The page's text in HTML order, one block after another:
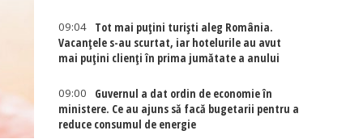
09:04
Tot mai puțini turiști aleg România.
Vacanțele s-au scurtat, iar hotelurile au avut
mai puțini clienți în prima jumătate a anului
09:00
Guvernul a dat ordin de economie în
ministere. Ce au ajuns să facă bugetarii pentru a
reduce consumul de energie